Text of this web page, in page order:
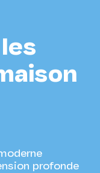
profonde